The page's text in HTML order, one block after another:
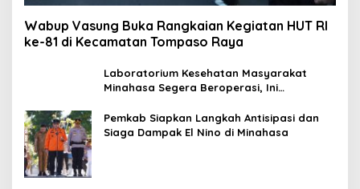
Wabup Vasung Buka Rangkaian Kegiatan HUT RI
ke-81 di Kecamatan Tompaso Raya
Laboratorium Kesehatan Masyarakat
Minahasa Segera Beroperasi, Ini
Pemkab Siapkan Langkah Antisipasi dan
Siaga Dampak El Nino di Minahasa